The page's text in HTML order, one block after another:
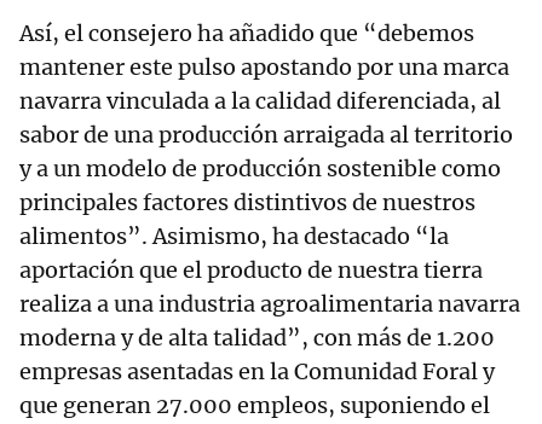
Así, el consejero ha añadido que “debemos
mantener este pulso apostando por una marca
navarra vinculada a la calidad diferenciada, al
sabor de una producción arraigada al territorio
y a un modelo de producción sostenible como
principales factores distintivos de nuestros
alimentos”. Asimismo, ha destacado “la
aportación que el producto de nuestra tierra
realiza a una industria agroalimentaria navarra
moderna y de alta talidad”, con más de 1.200
empresas asentadas en la Comunidad Foral y
que generan 27.000 empleos, suponiendo el